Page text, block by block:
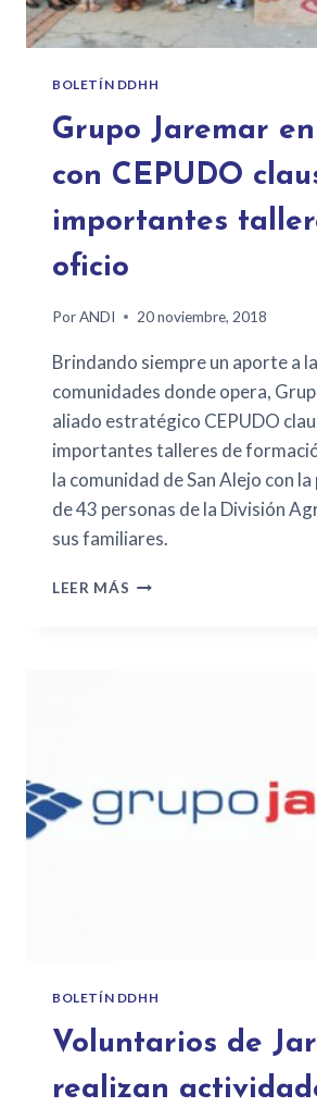
BOLETÍN DDHH
Grupo Jaremar
con CEPUDO
importantes
oficio
PorANDI 20 noviembre, 2018
Brindando siempre un aporte a
comunidades donde opera,
aliado estratégico CEPUDO
importantes talleres de
la comunidad de San Alejo con
de 43 personas de la División
sus familiares.
LEER MÁS
BOLETÍN DDHH
Voluntarios de
realizan